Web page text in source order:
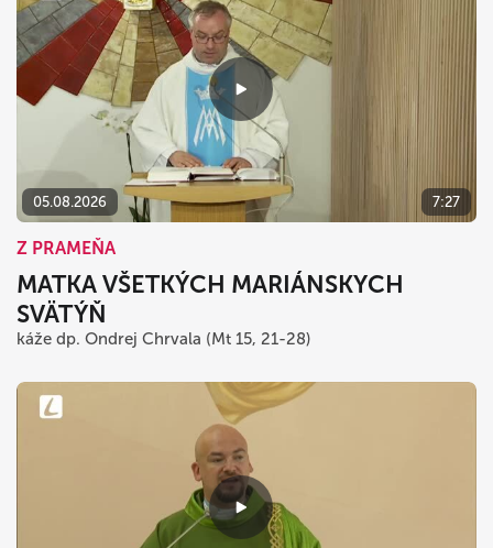
05.08.2026 7:27
Z PRAMEŇA
MATKA VŠETKÝCH MARIÁNSKYCH
SVÄTÝŇ
káže dp. Ondrej Chrvala (Mt 15, 21-28)